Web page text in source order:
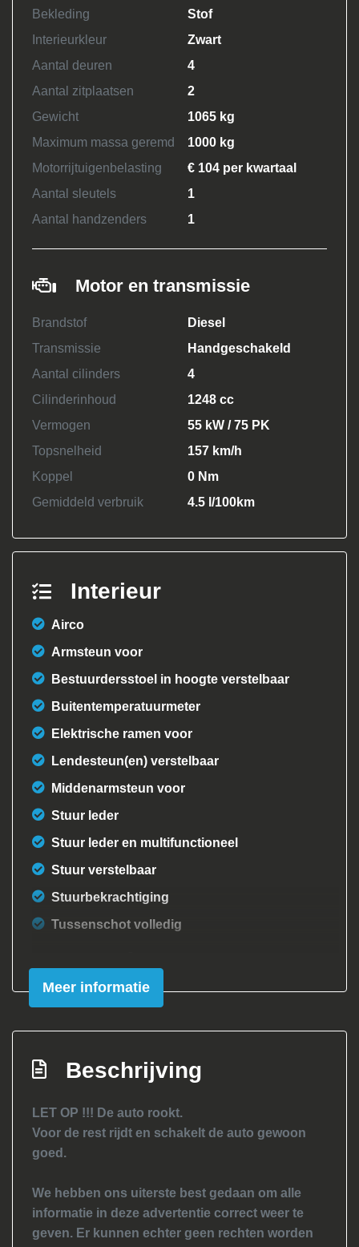
Bekleding
Stof
Interieurkleur
Zwart
Aantal deuren
4
Aantal zitplaatsen
2
Gewicht
1065 kg
Maximum massa geremd
1000 kg
Motorrijtuigenbelasting
€ 104 per kwartaal
Aantal sleutels
1
Aantal handzenders
1
Motor en transmissie
Brandstof
Diesel
Transmissie
Handgeschakeld
Aantal cilinders
4
Cilinderinhoud
1248 cc
Vermogen
55 kW / 75 PK
Topsnelheid
157 km/h
Koppel
0 Nm
Gemiddeld verbruik
4.5 l/100km
Interieur
Airco
Armsteun voor
Bestuurdersstoel in hoogte verstelbaar
Buitentemperatuurmeter
Elektrische ramen voor
Lendesteun(en) verstelbaar
Middenarmsteun voor
Stuur leder
Stuur leder en multifunctioneel
Stuur verstelbaar
Stuurbekrachtiging
Tussenschot volledig
Buitenspiegels elektrisch verstel- en
Centrale vergrendeling met
afstandsbediening
Dakrails
Mistlampen voor
Side-skirts
Meer informatie
Beschrijving
LET OP !!! De auto rookt.
Voor de rest rijdt en schakelt de auto gewoon
goed.
We hebben ons uiterste best gedaan om alle
informatie in deze advertentie correct weer te
geven. Er kunnen echter geen rechten worden